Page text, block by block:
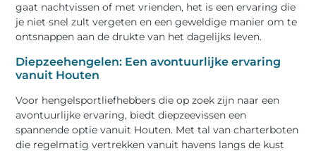
gaat nachtvissen of met vrienden, het is een ervaring die
je niet snel zult vergeten en een geweldige manier om te
ontsnappen aan de drukte van het dagelijks leven.
Diepzeehengelen: Een avontuurlijke ervaring
vanuit Houten
Voor hengelsportliefhebbers die op zoek zijn naar een
avontuurlijke ervaring, biedt diepzeevissen een
spannende optie vanuit Houten. Met tal van charterboten
die regelmatig vertrekken vanuit havens langs de kust